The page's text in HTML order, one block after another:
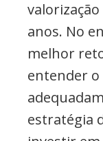
anos. No
melhor
entender
estratégia